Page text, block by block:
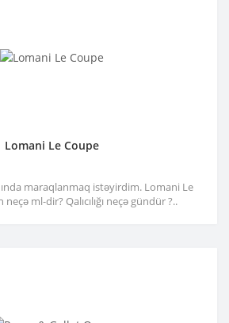
Lomani Le Coupe
maraqlanmaq istəyirdim. Lomani Le
ml-dir? Qalıcılığı neçə gündür ?..